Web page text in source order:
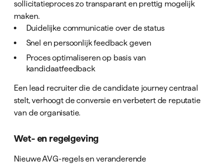
sollicitatieproces zo transparant en prettig mogelijk
maken.
Duidelijke communicatie over de status
Snel en persoonlijk feedback geven
Proces optimaliseren op basis van
kandidaatfeedback
Een lead recruiter die de candidate journey centraal
stelt, verhoogt de conversie en verbetert de reputatie
van de organisatie.
Wet- en regelgeving
Nieuwe AVG-regels en veranderende